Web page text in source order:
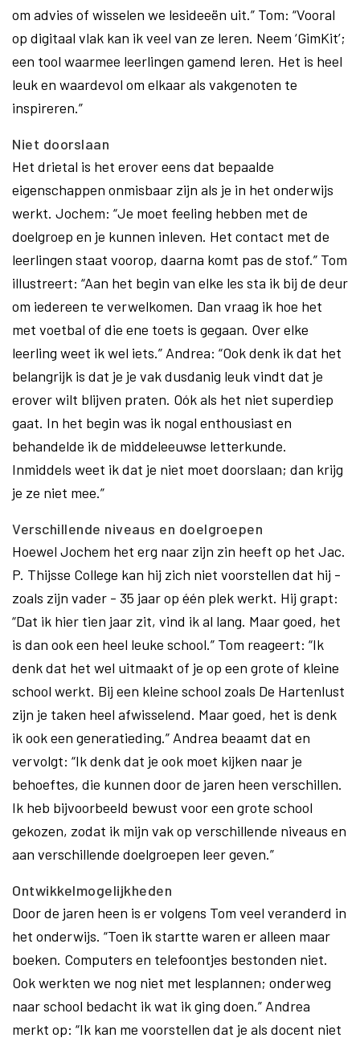
om advies of wisselen we lesideeën uit.” Tom: “Vooral
op digitaal vlak kan ik veel van ze leren. Neem ‘GimKit’;
een tool waarmee leerlingen gamend leren. Het is heel
leuk en waardevol om elkaar als vakgenoten te
inspireren.”
Niet doorslaan
Het drietal is het erover eens dat bepaalde
eigenschappen onmisbaar zijn als je in het onderwijs
werkt. Jochem: “Je moet feeling hebben met de
doelgroep en je kunnen inleven. Het contact met de
leerlingen staat voorop, daarna komt pas de stof.” Tom
illustreert: “Aan het begin van elke les sta ik bij de deur
om iedereen te verwelkomen. Dan vraag ik hoe het
met voetbal of die ene toets is gegaan. Over elke
leerling weet ik wel iets.” Andrea: “Ook denk ik dat het
belangrijk is dat je je vak dusdanig leuk vindt dat je
erover wilt blijven praten. Oók als het niet superdiep
gaat. In het begin was ik nogal enthousiast en
behandelde ik de middeleeuwse letterkunde.
Inmiddels weet ik dat je niet moet doorslaan; dan krijg
je ze niet mee.”
Verschillende niveaus en doelgroepen
Hoewel Jochem het erg naar zijn zin heeft op het Jac.
P. Thijsse College kan hij zich niet voorstellen dat hij -
zoals zijn vader - 35 jaar op één plek werkt. Hij grapt:
“Dat ik hier tien jaar zit, vind ik al lang. Maar goed, het
is dan ook een heel leuke school.” Tom reageert: “Ik
denk dat het wel uitmaakt of je op een grote of kleine
school werkt. Bij een kleine school zoals De Hartenlust
zijn je taken heel afwisselend. Maar goed, het is denk
ik ook een generatieding.” Andrea beaamt dat en
vervolgt: “Ik denk dat je ook moet kijken naar je
behoeftes, die kunnen door de jaren heen verschillen.
Ik heb bijvoorbeeld bewust voor een grote school
gekozen, zodat ik mijn vak op verschillende niveaus en
aan verschillende doelgroepen leer geven.”
Ontwikkelmogelijkheden
Door de jaren heen is er volgens Tom veel veranderd in
het onderwijs. “Toen ik startte waren er alleen maar
boeken. Computers en telefoontjes bestonden niet.
Ook werkten we nog niet met lesplannen; onderweg
naar school bedacht ik wat ik ging doen.” Andrea
merkt op: “Ik kan me voorstellen dat je als docent niet